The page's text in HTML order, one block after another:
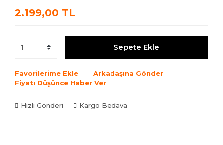
2.199,00 TL
Sepete Ekle
Favorilerime Ekle
Arkadaşına Gönder
Fiyatı Düşünce Haber Ver
Hızlı Gönderi Kargo Bedava